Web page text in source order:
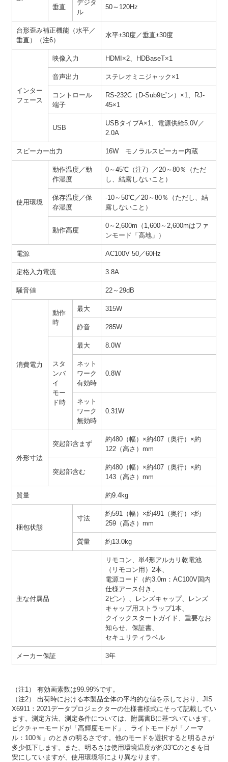
垂直
デジタ
ル
50～120Hz
台形歪み補正機能（水平／
垂直）（注6）
水平±30度／垂直±30度
インター
フェース
映像入力 HDMI×2、HDBaseT×1
音声出力 ステレオミニジャック×1
コントロール
端子
RS-232C（D-Sub9ピン）×1、RJ-
45×1
USB
USBタイプA×1、電源供給5.0V／
2.0A
スピーカー出力 16W モノラルスピーカー内蔵
使用環境
動作温度／動
作湿度
0～45℃（注7）／20～80％（ただ
し、結露しないこと）
保存温度／保
存湿度
-10～50℃／20～80％（ただし、結
露しないこと）
動作高度
0～2,600m（1,600～2,600mはファ
ンモード「高地」）
電源 AC100V 50／60Hz
定格入力電流 3.8A
騒音値 22～29dB
消費電力
動作
時
最大 315W
静音 285W
スタ
ンバ
イ
モー
ド時
最大 8.0W
ネット
ワーク
有効時
0.8W
ネット
ワーク
無効時
0.31W
外形寸法
突起部含まず
約480（幅）×約407（奥行）×約
122（高さ）mm
突起部含む
約480（幅）×約407（奥行）×約
143（高さ）mm
質量 約9.4kg
梱包状態
寸法
約591（幅）×約491（奥行）×約
259（高さ）mm
質量 約13.0kg
主な付属品
リモコン、単4形アルカリ乾電池
（リモコン用）2本、
電源コード（約3.0m：AC100V国内
仕様アース付き、
2ピン）、レンズキャップ、レンズ
キャップ用ストラップ1本、
クイックスタートガイド、重要なお
知らせ、保証書、
セキュリティラベル
メーカー保証 3年
（注1） 有効画素数は99.99%です。
（注2） 出荷時における本製品全体の平均的な値を示しており、JIS
X6911：2021データプロジェクターの仕様書様式にそって記載してい
ます。測定方法、測定条件については、附属書Bに基づいています。
ピクチャーモードが「高輝度モード」、ライトモードが「ノーマ
ル：100％」のときの明るさです。他のモードを選択すると明るさが
多少低下します。また、明るさは使用環境温度が約33℃のときを目
安にしていますが、使用環境等により異なります。